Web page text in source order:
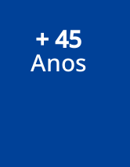
+ 45
Anos